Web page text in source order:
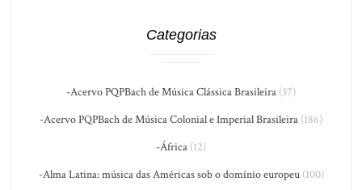
Categorias
-Acervo PQPBach de Música Clássica Brasileira (37)
-Acervo PQPBach de Música Colonial e Imperial Brasileira (186)
-África (12)
-Alma Latina: música das Américas sob o domínio europeu(100)